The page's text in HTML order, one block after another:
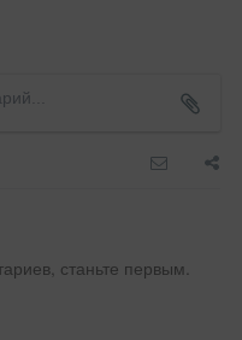
станьте первым.